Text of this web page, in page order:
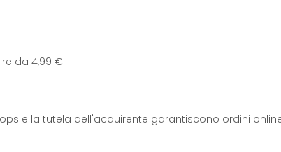
da 4,99 €.
e la tutela dell'acquirente garantiscono ordini